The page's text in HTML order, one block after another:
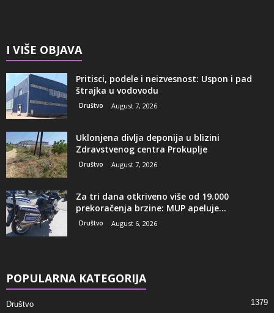
I VIŠE OBJAVA
Pritisci, podele i neizvesnost: Uspon i pad
štrajka u vodovodu
Društvo August 7, 2026
Uklonjena divlja deponija u blizini
Zdravstvenog centra Prokuplje
Društvo August 7, 2026
Za tri dana otkriveno više od 19.000
prekoračenja brzine: MUP apeluje...
Društvo August 6, 2026
POPULARNA KATEGORIJA
Društvo 1379